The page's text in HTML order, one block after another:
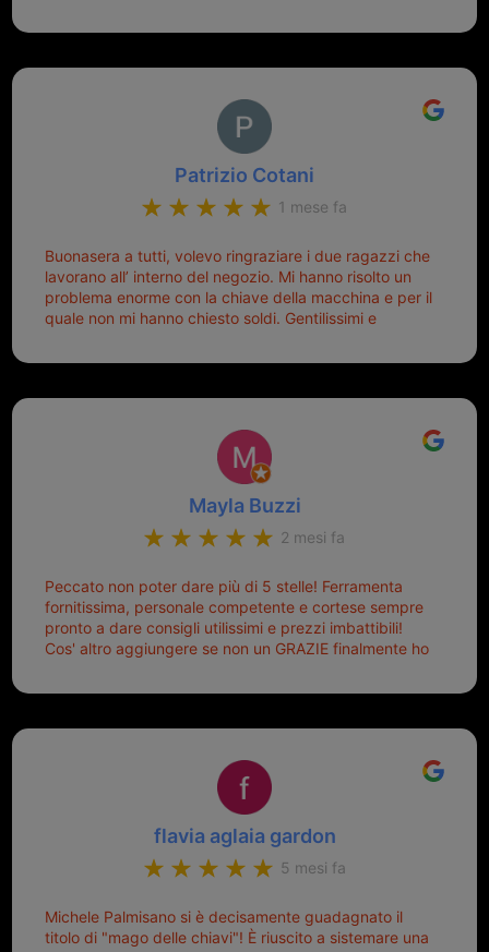
Patrizio Cotani
1 mese fa
Buonasera a tutti, volevo ringraziare i due ragazzi che
lavorano all’ interno del negozio. Mi hanno risolto un
problema enorme con la chiave della macchina e per il
quale non mi hanno chiesto soldi. Gentilissimi e
Sicuramente tornerò qui per qualsiasi altro problema.
Mayla Buzzi
2 mesi fa
Peccato non poter dare più di 5 stelle! Ferramenta
fornitissima, personale competente e cortese sempre
pronto a dare consigli utilissimi e prezzi imbattibili!
Cos' altro aggiungere se non un GRAZIE finalmente ho
mio riferimento. Ah dimenticavo...da loro sono riuscita
Top top top!!!
flavia aglaia gardon
5 mesi fa
Michele Palmisano si è decisamente guadagnato il
titolo di "mago delle chiavi"! È riuscito a sistemare una